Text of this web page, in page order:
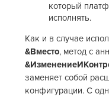
который
исполнять.
Как и в случае
&Вместо, метод с
заменяет собой
конфигурации. С